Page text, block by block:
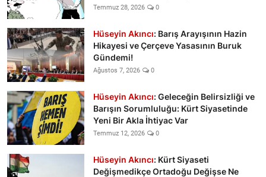
Temmuz 28, 2026 0
Hüseyin Akıncı: Barış Arayışının Hazin
Hikayesi ve Çerçeve Yasasının Buruk
Gündemi!
Ağustos 7, 2026 0
Hüseyin Akıncı: Geleceğin Belirsizliği ve
Barışın Sorumluluğu: Kürt Siyasetinde
Yeni Bir Akla İhtiyac Var
Temmuz 12, 2026 0
Hüseyin Akıncı: Kürt Siyaseti
Değişmedikçe Ortadoğu Değişse Ne